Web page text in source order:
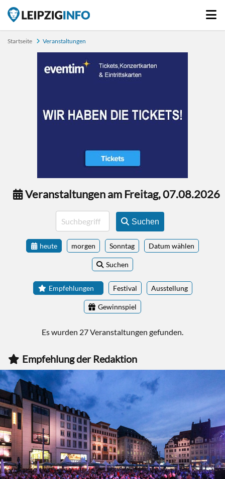
Startseite Veranstaltungen
Veranstaltungen am Freitag, 07.08.2026
Suchen
heute morgen Sonntag Datum wählen
Suchen
Empfehlungen Festival Ausstellung
Gewinnspiel
Es wurden 27 Veranstaltungen gefunden.
Empfehlung der Redaktion